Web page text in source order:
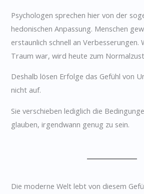
Psychologen sprechen hier von der
hedonischen Anpassung. Menschen
erstaunlich schnell an Verbesserungen.
Traum war, wird heute zum
Deshalb lösen Erfolge das Gefühl von
nicht auf.
Sie verschieben lediglich die
glauben, irgendwann genug zu sein.
Die moderne Welt lebt von diesem